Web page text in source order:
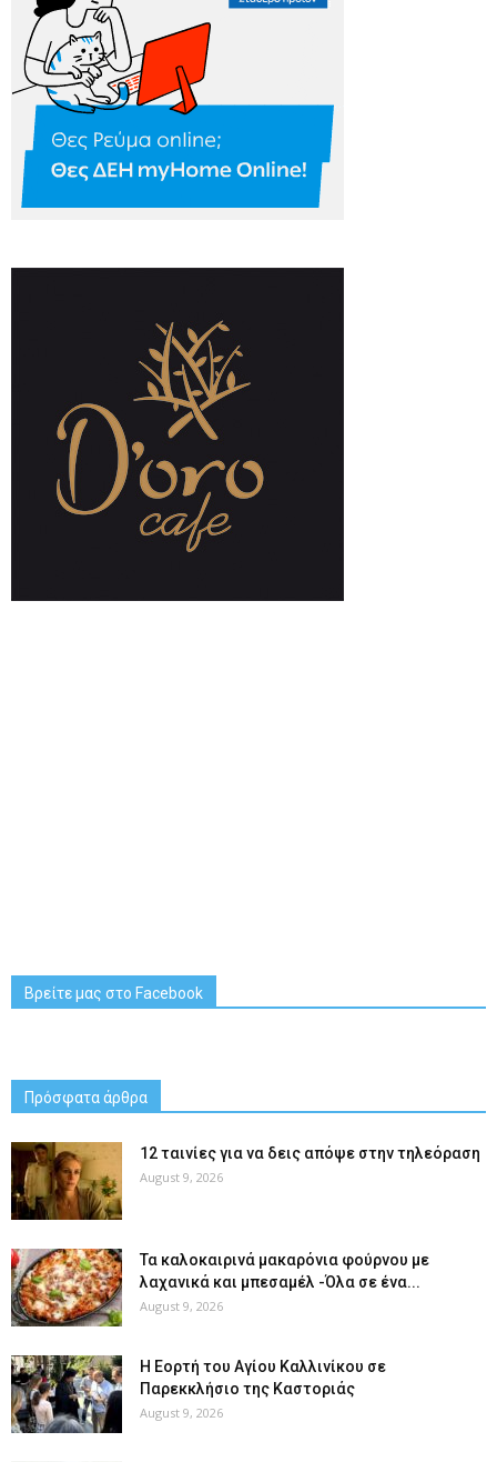
Βρείτε μας στο Facebook
Πρόσφατα άρθρα
12 ταινίες για να δεις απόψε στην τηλεόραση
August 9, 2026
Τα καλοκαιρινά μακαρόνια φούρνου με
λαχανικά και μπεσαμέλ -Όλα σε ένα...
August 9, 2026
H Εορτή του Αγίου Καλλινίκου σε
Παρεκκλήσιο της Καστοριάς
August 9, 2026